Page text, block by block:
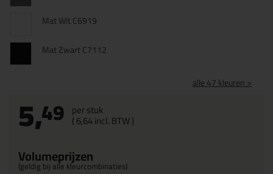
Mat Wit C6919
Mat Zwart C7112
alle 47 kleuren >
5,49 per stuk
(6,64incl. BTW )
Volumeprijzen
(geldig bij alle kleurcombinaties)